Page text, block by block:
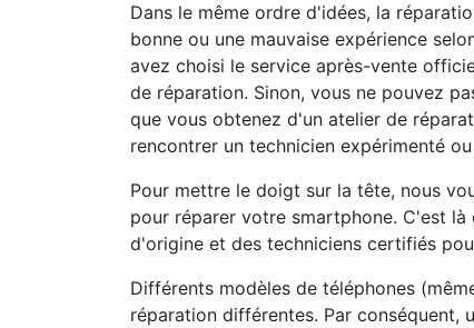
Dans le même ordre d'idées, la
bonne ou une mauvaise expérience
avez choisi le service après-vente
de réparation. Sinon, vous ne pouvez
que vous obtenez d'un atelier de
rencontrer un technicien expérimenté
Pour mettre le doigt sur la tête, nous
pour réparer votre smartphone. C'est
d'origine et des techniciens certifiés
Différents modèles de téléphones
réparation différentes. Par conséquent,